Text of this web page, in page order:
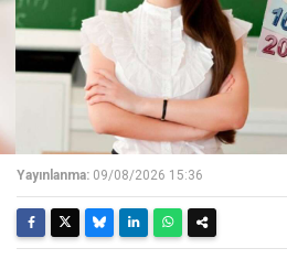
Yayınlanma: 09/08/2026 15:36